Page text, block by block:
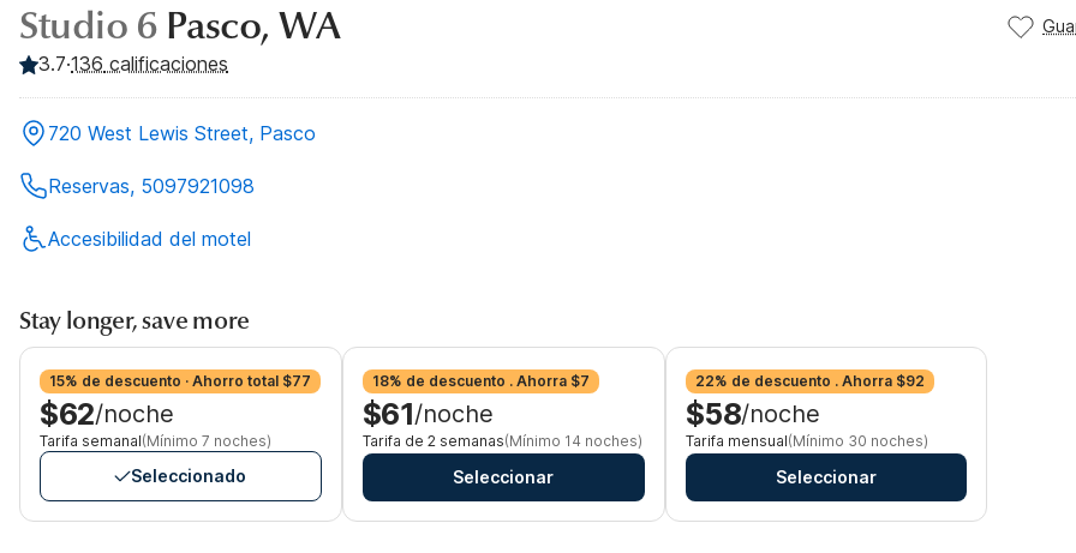
Studio 6 Pasco, WA
3.7·136 calificaciones
720 West Lewis Street, Pasco
Reservas, 5097921098
Accesibilidad del motel
Stay longer, save more
15% de descuento · Ahorro total $77
$62/noche
Tarifa semanal(Mínimo 7 noches)
Seleccionado
18% de descuento . Ahorra $7
$61/noche
Tarifa de 2 semanas(Mínimo 14 noches)
Seleccionar
22% de descuento . Ahorra $92
$58/noche
Tarifa mensual(Mínimo 30 noches)
Seleccionar